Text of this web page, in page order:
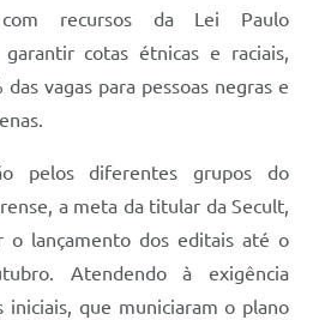
recursos da Lei Paulo
garantir cotas étnicas e raciais,
vagas para pessoas negras e
pelos diferentes grupos do
a meta da titular da Secult,
o lançamento dos editais até o
Atendendo à exigência
iniciais, que municiaram o plano